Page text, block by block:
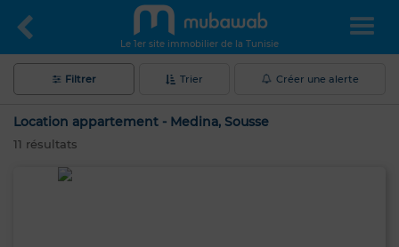
Le 1er site immobilier de la Tunisie
Filtrer Trier Créer une alerte
Location appartement - Medina, Sousse
11 résultats